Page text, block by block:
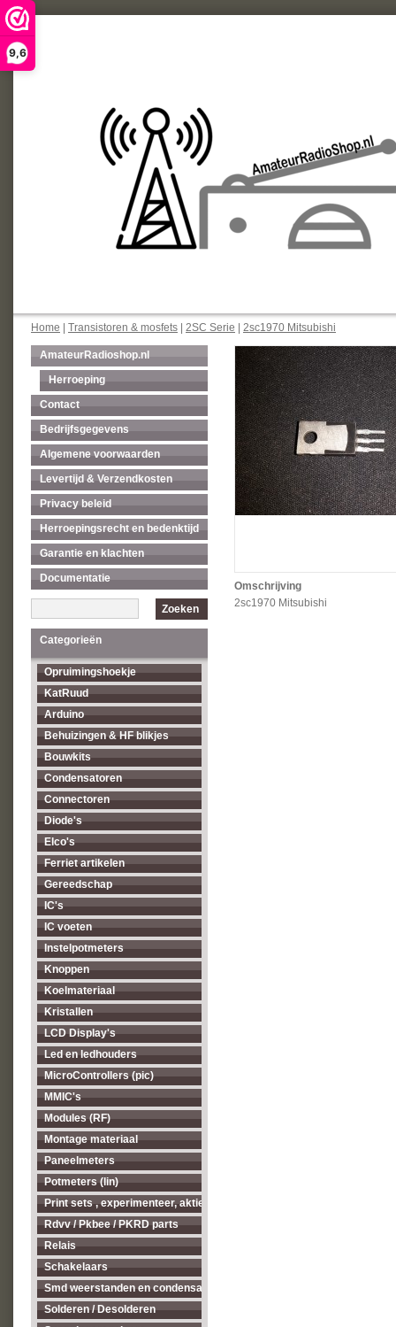
9,6
Home Transistoren & mosfets 2SC Serie 2sc1970 Mitsubishi
AmateurRadioshop.nl
Herroeping
Contact
Bedrijfsgegevens
Algemene voorwaarden
Levertijd & Verzendkosten
Privacy beleid
Herroepingsrecht en bedenktijd
Garantie en klachten
Documentatie
Zoeken
Categorieën
Opruimingshoekje
KatRuud
Arduino
Behuizingen & HF blikjes
Bouwkits
Condensatoren
Connectoren
Diode's
Elco's
Ferriet artikelen
Gereedschap
IC's
IC voeten
Instelpotmeters
Knoppen
Koelmateriaal
Kristallen
LCD Display's
Led en ledhouders
MicroControllers (pic)
MMIC's
Modules (RF)
Montage materiaal
Paneelmeters
Potmeters (lin)
Print sets , experimenteer, aktieve antenne's enz...
Rdvv / Pkbee / PKRD parts
Relais
Schakelaars
Smd weerstanden en condensatoren
Solderen / Desolderen
Omschrijving
2sc1970 Mitsubishi